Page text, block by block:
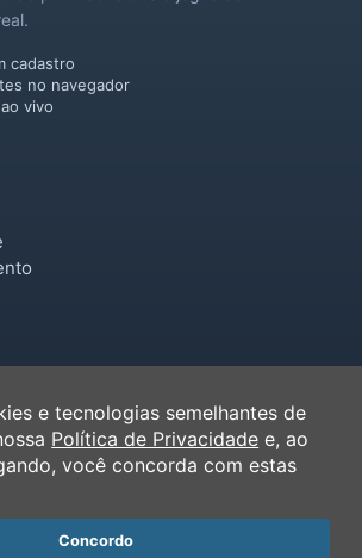
cadastro
no navegador
vivo
e tecnologias semelhantes de
Política de Privacidade e, ao
você concorda com estas
Concordo